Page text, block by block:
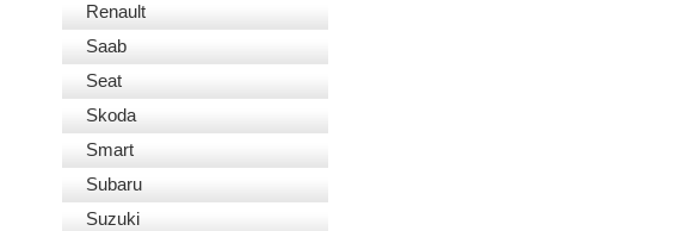
Renault
Saab
Seat
Skoda
Smart
Subaru
Suzuki